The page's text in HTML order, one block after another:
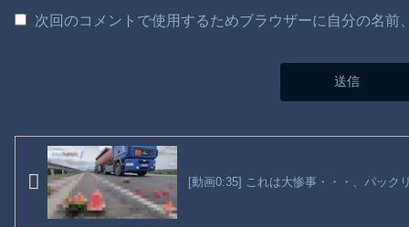
次回のコメントで使用するためブラウザーに自分の名
[動画0:35] これは大惨事・・・、パック